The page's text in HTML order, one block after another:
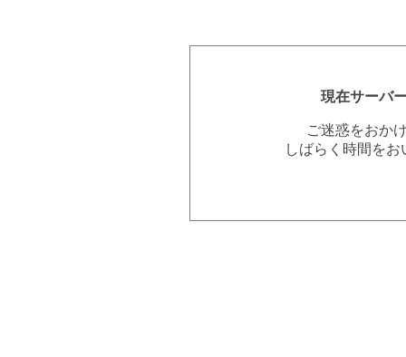
現在サーバ
ご迷惑をおか
しばらく時間を